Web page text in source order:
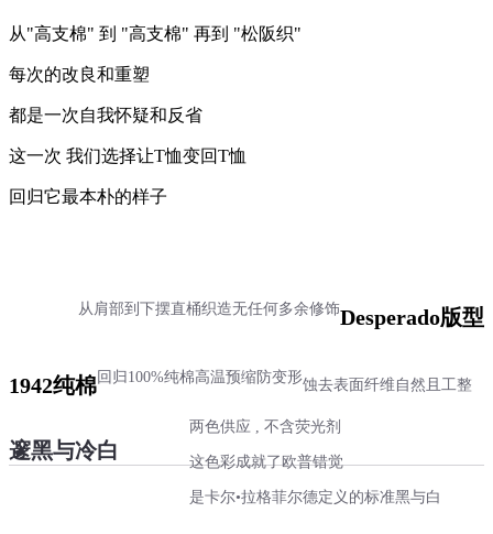
从"高支棉" 到 "高支棉" 再到 "松阪织"
每次的改良和重塑
都是一次自我怀疑和反省
这一次 我们选择让T恤变回T恤
回归它最本朴的样子
Desperado版型
无任何多余修饰
从肩部到下摆直桶织造
1942纯棉回归100%纯棉高温预缩防变形蚀去表面纤维 自然且工整
邃黑与冷白
两色供应 , 不含荧光剂
这色彩成就了欧普错觉
是卡尔•拉格菲尔德定义的标准黑与白